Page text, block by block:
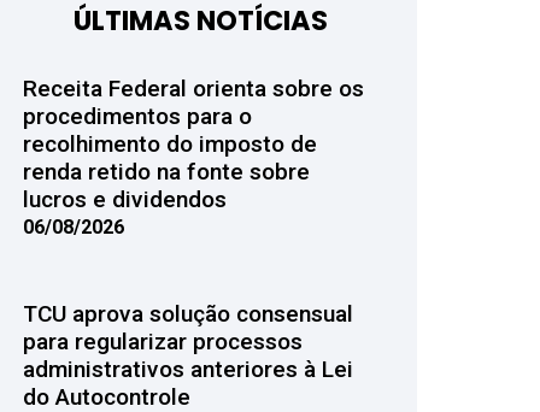
ÚLTIMAS NOTÍCIAS
Receita Federal orienta sobre os
procedimentos para o
recolhimento do imposto de
renda retido na fonte sobre
lucros e dividendos
06/08/2026
TCU aprova solução consensual
para regularizar processos
administrativos anteriores à Lei
do Autocontrole